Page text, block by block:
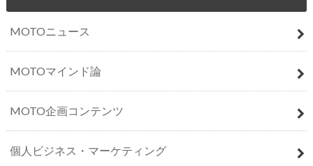
MOTOニュース
MOTOマインド論
MOTO企画コンテンツ
個人ビジネス・マーケティング